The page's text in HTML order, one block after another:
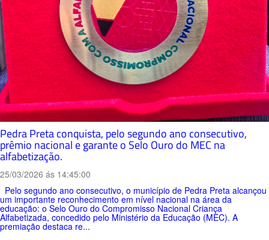
Pedra Preta conquista, pelo segundo ano consecutivo,
prêmio nacional e garante o Selo Ouro do MEC na
alfabetização.
25/03/2026 ás 14:45:00
Pelo segundo ano consecutivo, o município de Pedra Preta alcançou
um importante reconhecimento em nível nacional na área da
educação: o Selo Ouro do Compromisso Nacional Criança
Alfabetizada, concedido pelo Ministério da Educação (MEC). A
premiação destaca re...